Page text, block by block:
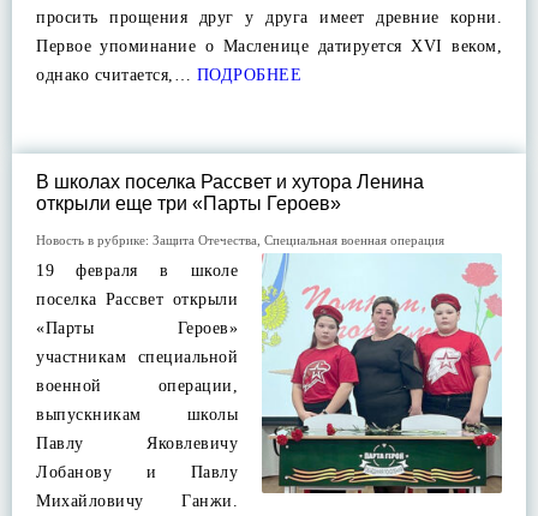
просить прощения друг у друга имеет древние корни.
Первое упоминание о Масленице датируется XVI веком,
однако считается,… ПОДРОБНЕЕ
В школах поселка Рассвет и хутора Ленина
открыли еще три «Парты Героев»
Новость в рубрике: Защита Отечества Специальная военная операция
19 февраля в школе
поселка Рассвет открыли
«Парты Героев»
участникам специальной
военной операции,
выпускникам школы
Павлу Яковлевичу
Лобанову и Павлу
Михайловичу Ганжи.